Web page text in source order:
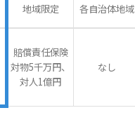
地域限定 各自治体地域
賠償責任保険
対物5千万円、
対人1億円
なし